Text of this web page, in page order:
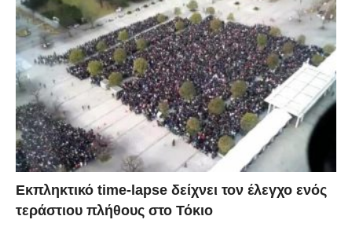
Εκπληκτικό time-lapse δείχνει τον έλεγχο ενός
τεράστιου πλήθους στο Τόκιο